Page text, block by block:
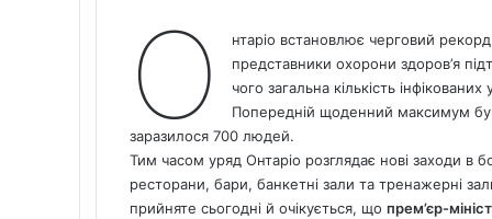
О
нтаріо встановлює черговий
представники охорони здоров’я
чого загальна кількість
Попередній щоденний максимум
заразилося 700 людей.
Тим часом уряд Онтаріо розглядає нові заходи
ресторани, бари, банкетні зали та тренажерні
прийняте сьогодні й очікується, що прем’єр-